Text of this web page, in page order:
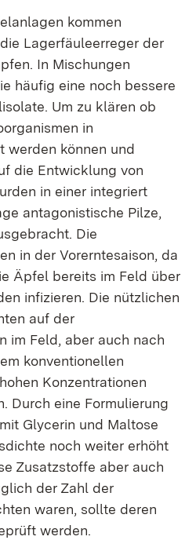
kommen
Lagerfäuleerreger der
In Mischungen
häufig eine noch bessere
Um zu klären ob
in
werden können und
die Entwicklung von
in einer integriert
antagonistische Pilze,
Die
in der Vorerntesaison, da
Äpfel bereits im Feld über
infizieren. Die nützlichen
auf der
im Feld, aber auch nach
konventionellen
Konzentrationen
Durch eine Formulierung
Glycerin und Maltose
noch weiter erhöht
Zusatzstoffe aber auch
der Zahl der
waren, sollte deren
werden.